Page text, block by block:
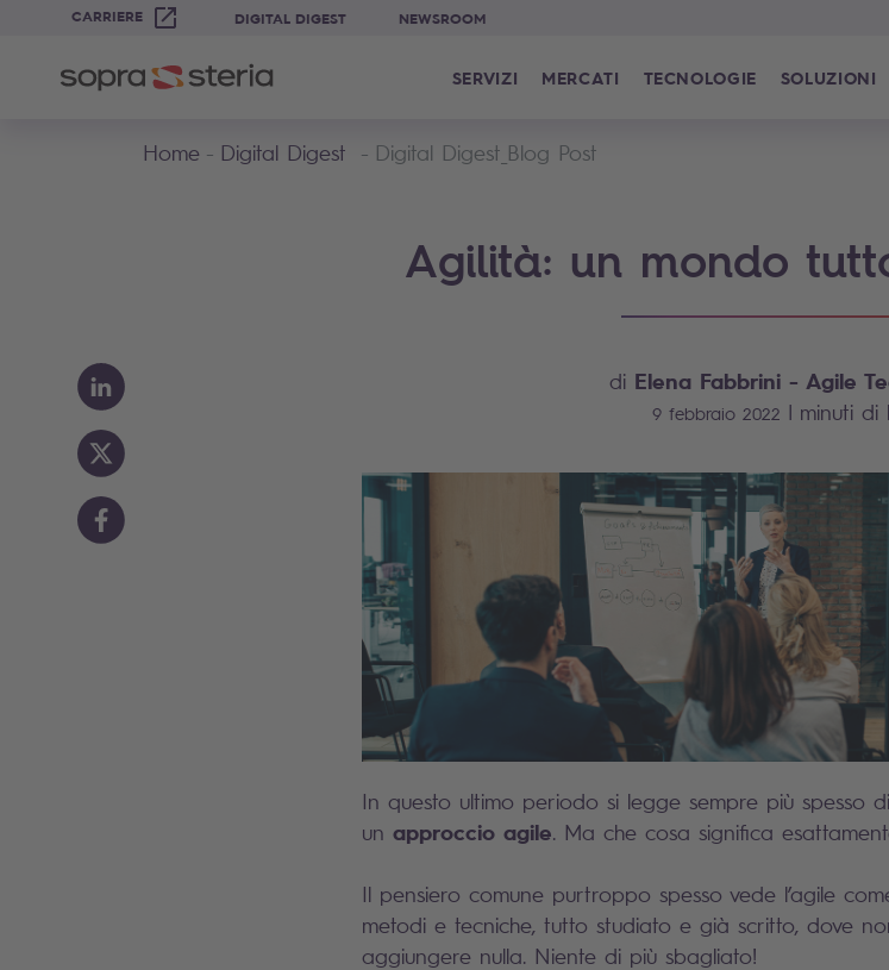
CARRIERE DIGITAL DIGEST NEWSROOM
SERVIZI MERCATI TECNOLOGIE SOLUZIONI
Home Digital Digest Digital Digest_Blog Post
Agilità: un mondo
di Elena Fabbrini - Agile
9 febbraio 2022 | minuti di
In questo ultimo periodo si legge sempre più spesso
un approccio agile. Ma che cosa significa
Il pensiero comune purtroppo spesso vede l’agile
metodi e tecniche, tutto studiato e già scritto, dove
aggiungere nulla. Niente di più sbagliato!